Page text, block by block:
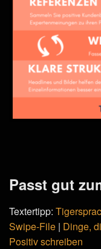
Passt gut
Textertipp:
Swipe-File | Dinge,
Positiv schreiben